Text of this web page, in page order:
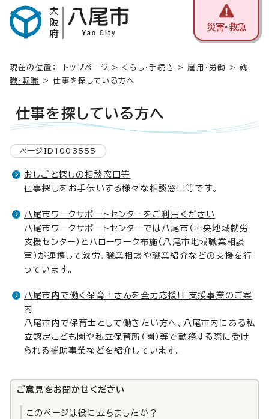
災害・救急
現在の位置： トップページ > くらし・手続き > 雇用・労働 >就
職・転職 > 仕事を探している方へ
仕事を探している方へ
ページID1003555
おしごと探しの相談窓口等
仕事探しをお手伝いする様々な相談窓口等です。
八尾市ワークサポートセンターをご利用ください
八尾市ワークサポートセンターでは八尾市（中央地域就労
支援センター）とハローワーク布施（八尾市地域職業相談
室）が連携して就労、職業相談や職業紹介などの支援を行
っています。
八尾市内で働く保育士さんを全力応援!! 支援事業のご案
内
八尾市内で保育士として働きたい方へ、八尾市内にある私
立認定こども園や私立保育所（園）等で勤務する際に受け
られる補助事業などを紹介しています。
ご意見をお聞かせください
このページは役に立ちましたか？